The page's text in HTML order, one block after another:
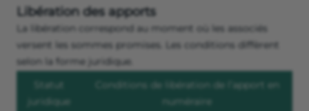
Libération des apports
La libération correspond au moment où les associés
versent les sommes promises. Les conditions diffèrent
selon la forme juridique.
Statut
juridique
Conditions de libération de l’apport en
numéraire